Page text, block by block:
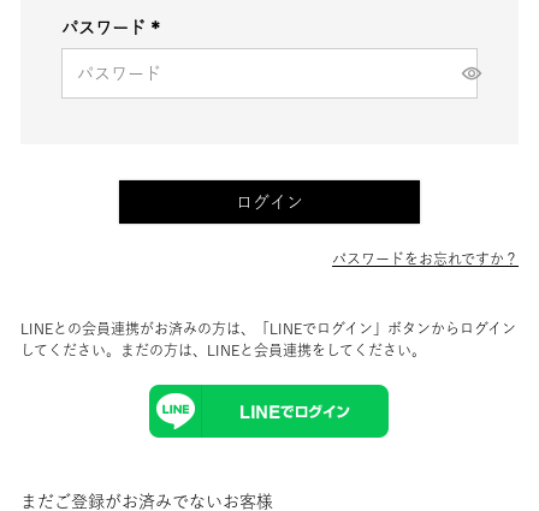
パスワード
(必
須)
ログイン
パスワードをお忘れですか？
LINEとの会員連携がお済みの方は、「LINEでログイン」ボタンからログイン
してください。まだの方は、 LINEと会員連携をしてください。
まだご登録がお済みでないお客様